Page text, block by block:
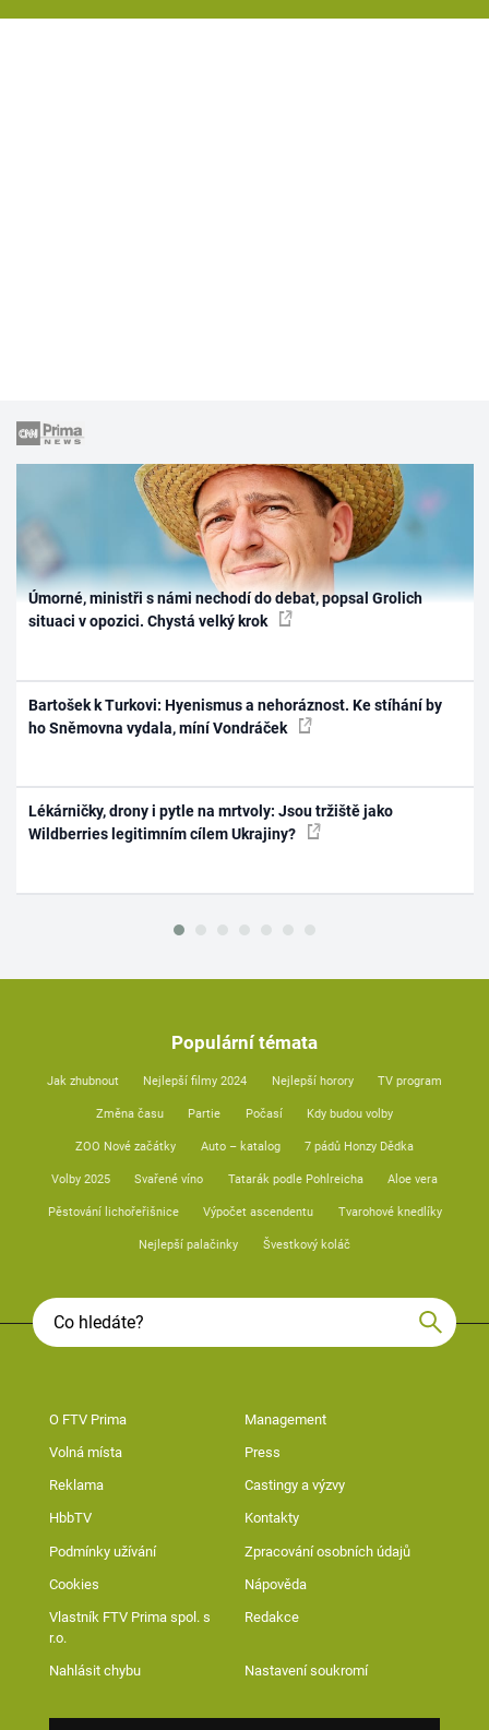
Úmorné, ministři s námi nechodí do debat, popsal Grolich
situaci v opozici. Chystá velký krok
Bartošek k Turkovi: Hyenismus a nehoráznost. Ke stíhání by
ho Sněmovna vydala, míní Vondráček
Lékárničky, drony i pytle na mrtvoly: Jsou tržiště jako
Wildberries legitimním cílem Ukrajiny?
Populární témata
Jak zhubnout Nejlepší filmy 2024 Nejlepší horory TV program
Změna času Partie Počasí Kdy budou volby
ZOO Nové začátky Auto – katalog 7 pádů Honzy Dědka
Volby 2025 Svařené víno Tatarák podle Pohlreicha Aloe vera
Pěstování lichořeřišnice Výpočet ascendentu Tvarohové knedlíky
Nejlepší palačinky Švestkový koláč
O FTV Prima Management
Volná místa Press
Reklama Castingy a výzvy
HbbTV Kontakty
Podmínky užívání Zpracování osobních údajů
Cookies Nápověda
Vlastník FTV Prima spol. s
r.o.
Redakce
Nahlásit chybu Nastavení soukromí